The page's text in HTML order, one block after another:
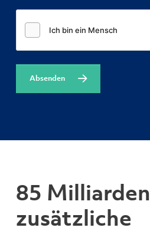
Absenden
85 Milliarden
zusätzliche